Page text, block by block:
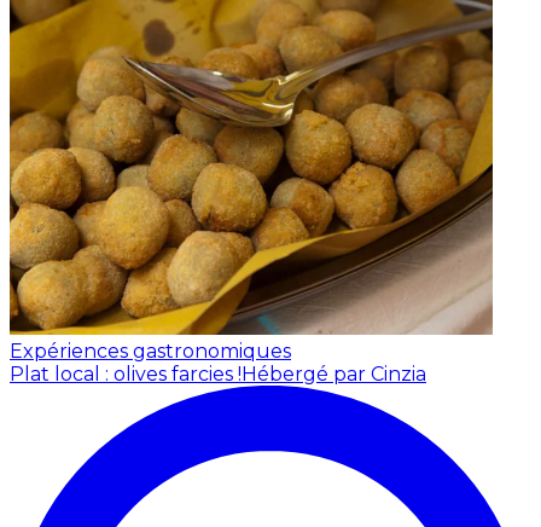
Expériences gastronomiques
Plat local : olives farcies !Hébergé par Cinzia